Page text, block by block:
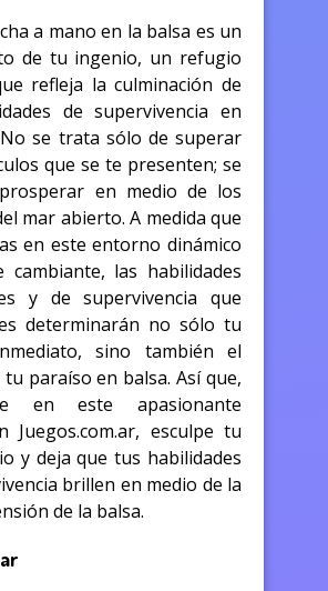
a mano en la balsa es un
de tu ingenio, un refugio
refleja la culminación de
de supervivencia en
se trata sólo de superar
que se te presenten; se
en medio de los
mar abierto. A medida que
en este entorno dinámico
cambiante, las habilidades
y de supervivencia que
determinarán no sólo tu
sino también el
paraíso en balsa. Así que,
en este apasionante
Juegos.com.ar, esculpe tu
y deja que tus habilidades
brillen en medio de la
de la balsa.